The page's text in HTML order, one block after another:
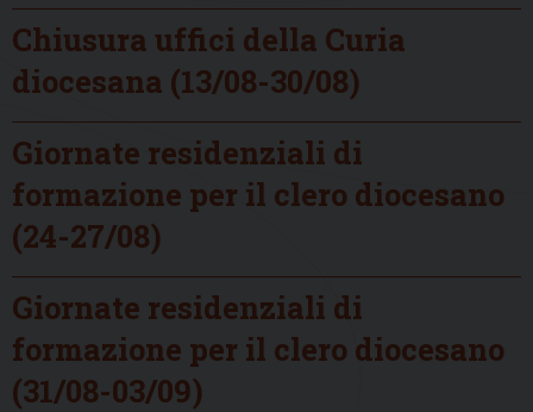
Chiusura uffici della Curia
diocesana (13/08-30/08)
Giornate residenziali di
formazione per il clero diocesano
(24-27/08)
Giornate residenziali di
formazione per il clero diocesano
(31/08-03/09)